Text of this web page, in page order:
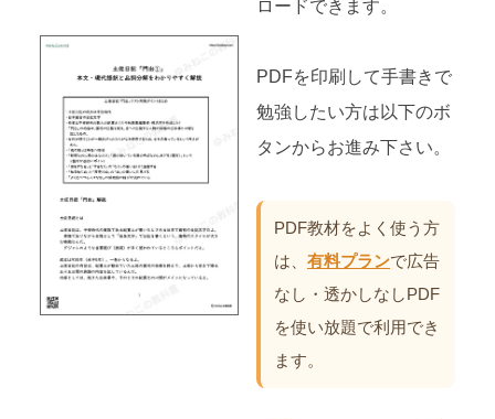
ロードできます。
PDFを印刷して手書きで
勉強したい方は以下のボ
タンからお進み下さい。
PDF教材をよく使う方
は、 有料プランで広告
なし・透かしなしPDF
を使い放題で利用でき
ます。